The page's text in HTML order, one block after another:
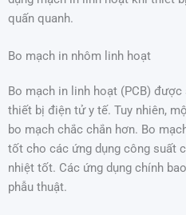
quấn quanh.
Bo mạch in nhôm linh hoạt
Bo mạch in linh hoạt (PCB)
thiết bị điện tử y tế. Tuy nhiên,
bo mạch chắc chắn hơn. Bo
tốt cho các ứng dụng công suất
nhiệt tốt. Các ứng dụng chính
phẫu thuật.